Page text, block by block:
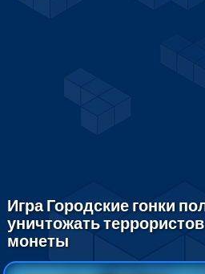
Игра Городские гонки
уничтожать
монеты